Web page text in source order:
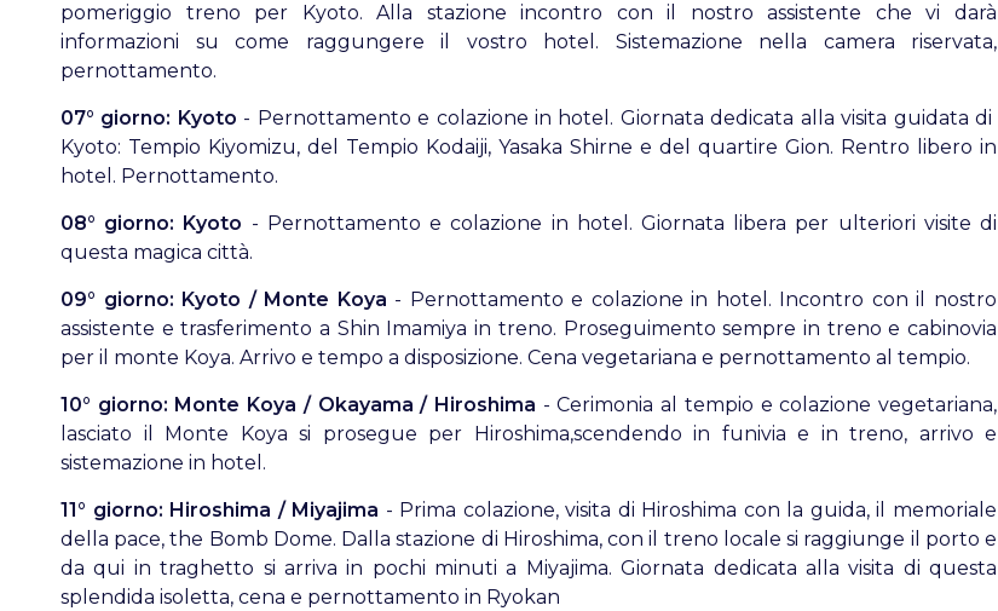
pomeriggio treno per Kyoto. Alla stazione incontro con il nostro assistente che vi darà
informazioni su come raggungere il vostro hotel. Sistemazione nella camera riservata,
pernottamento.
07° giorno: Kyoto - Pernottamento e colazione in hotel. Giornata dedicata alla visita guidata di
Kyoto: Tempio Kiyomizu, del Tempio Kodaiji, Yasaka Shirne e del quartire Gion. Rentro libero in
hotel. Pernottamento.
08° giorno: Kyoto - Pernottamento e colazione in hotel. Giornata libera per ulteriori visite di
questa magica città.
09° giorno: Kyoto / Monte Koya - Pernottamento e colazione in hotel. Incontro con il nostro
assistente e trasferimento a Shin Imamiya in treno. Proseguimento sempre in treno e cabinovia
per il monte Koya. Arrivo e tempo a disposizione. Cena vegetariana e pernottamento al tempio.
10° giorno: Monte Koya / Okayama / Hiroshima - Cerimonia al tempio e colazione vegetariana,
lasciato il Monte Koya si prosegue per Hiroshima,scendendo in funivia e in treno, arrivo e
sistemazione in hotel.
11° giorno: Hiroshima / Miyajima - Prima colazione, visita di Hiroshima con la guida, il memoriale
della pace, the Bomb Dome. Dalla stazione di Hiroshima, con il treno locale si raggiunge il porto e
da qui in traghetto si arriva in pochi minuti a Miyajima. Giornata dedicata alla visita di questa
splendida isoletta, cena e pernottamento in Ryokan